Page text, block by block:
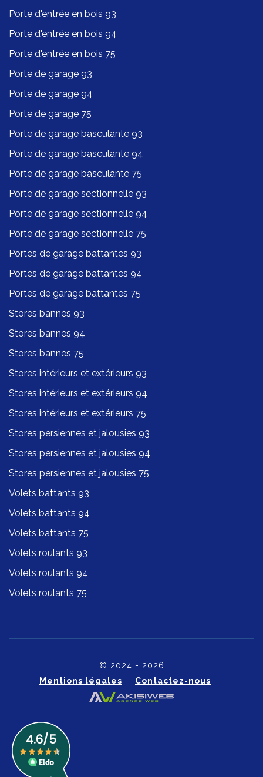
Porte d'entrée en bois 93
Porte d'entrée en bois 94
Porte d'entrée en bois 75
Porte de garage 93
Porte de garage 94
Porte de garage 75
Porte de garage basculante 93
Porte de garage basculante 94
Porte de garage basculante 75
Porte de garage sectionnelle 93
Porte de garage sectionnelle 94
Porte de garage sectionnelle 75
Portes de garage battantes 93
Portes de garage battantes 94
Portes de garage battantes 75
Stores bannes 93
Stores bannes 94
Stores bannes 75
Stores intérieurs et extérieurs 93
Stores intérieurs et extérieurs 94
Stores intérieurs et extérieurs 75
Stores persiennes et jalousies 93
Stores persiennes et jalousies 94
Stores persiennes et jalousies 75
Volets battants 93
Volets battants 94
Volets battants 75
Volets roulants 93
Volets roulants 94
Volets roulants 75
© 2024 - 2026
Mentions légales - Contactez-nous -